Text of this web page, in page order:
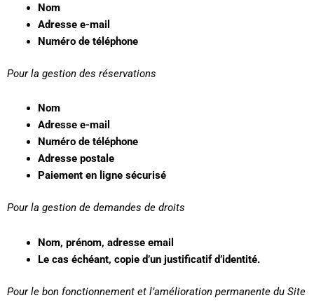
Nom
Adresse e-mail
Numéro de téléphone
Pour la gestion des réservations
Nom
Adresse e-mail
Numéro de téléphone
Adresse postale
Paiement en ligne sécurisé
Pour la gestion de demandes de droits
Nom, prénom, adresse email
Le cas échéant, copie d’un justificatif d’identité.
Pour le bon fonctionnement et l’amélioration permanente du Site